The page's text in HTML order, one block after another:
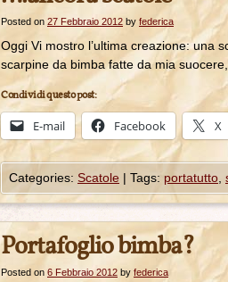
Posted on 27 Febbraio 2012 by federica
Oggi Vi mostro l’ultima creazione: una
scarpine da bimba fatte da mia
Condividi questo post:
E-mail Facebook X
Categories: Scatole | Tags: portatutto
Portafoglio bimba?
Posted on 6 Febbraio 2012 by federica